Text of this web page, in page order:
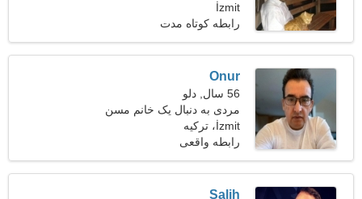
زن زیبا کار می کنم
İzmit
رابطه کوتاه مدت
Onur
56 سال, دلو
مردی به دنبال یک خانم مسن
47-51
İzmit، ترکیه
رابطه واقعی
Salih